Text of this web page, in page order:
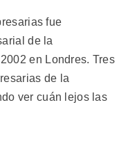
fue
de la
en Londres. Tres
de la
ver cuán lejos las